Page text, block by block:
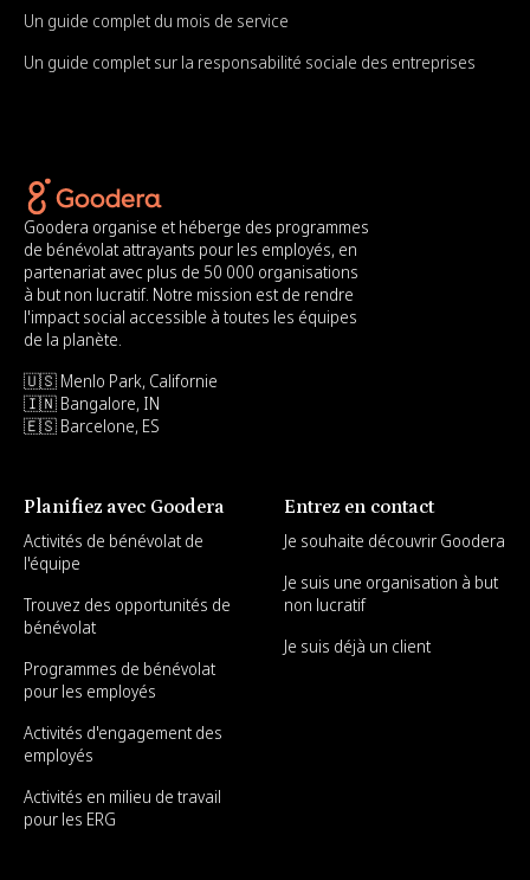
Un guide complet du mois de service
Un guide complet sur la responsabilité sociale des entreprises
Goodera organise et héberge des programmes
de bénévolat attrayants pour les employés, en
partenariat avec plus de 50 000 organisations
à but non lucratif. Notre mission est de rendre
l'impact social accessible à toutes les équipes
de la planète.
🇺🇸 Menlo Park, Californie
🇮🇳 Bangalore, IN
🇪🇸 Barcelone, ES
Planifiez avec Goodera
Activités de bénévolat de
l'équipe
Trouvez des opportunités de
bénévolat
Programmes de bénévolat
pour les employés
Activités d'engagement des
employés
Activités en milieu de travail
pour les ERG
Entrez en contact
Je souhaite découvrir Goodera
Je suis une organisation à but
non lucratif
Je suis déjà un client